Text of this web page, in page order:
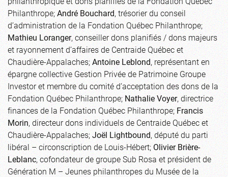
Philanthrope;André Bouchard, trésorier du conseil
d’administration de la Fondation Québec Philanthrope;
Mathieu Loranger, conseiller dons planifiés / dons majeurs
et rayonnement d’affaires de Centraide Québec et
Chaudière-Appalaches;Antoine Leblond, représentant en
épargne collective Gestion Privée de Patrimoine Groupe
Investor et membre du comité d’acceptation des dons de la
Fondation Québec Philanthrope;Nathalie Voyer, directrice
finances de la Fondation Québec Philanthrope;Francis
Morin, directeur dons individuels de Centraide Québec et
Chaudière-Appalaches;Joël Lightbound, député du parti
libéral – circonscription de Louis-Hébert;Olivier Brière-
Leblanc, cofondateur de groupe Sub Rosa et président de
Génération M – Jeunes philanthropes du Musée de la